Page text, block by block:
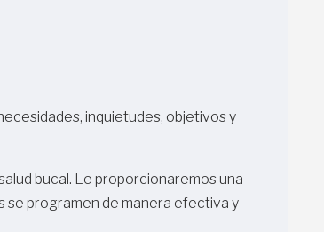
inquietudes, objetivos y
bucal. Le proporcionaremos una
se programen de manera efectiva y